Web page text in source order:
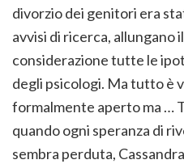
divorzio dei genitori era
avvisi di ricerca, allungano
considerazione tutte le
degli psicologi. Ma tutto è
formalmente aperto ma …
quando ogni speranza di
sembra perduta,